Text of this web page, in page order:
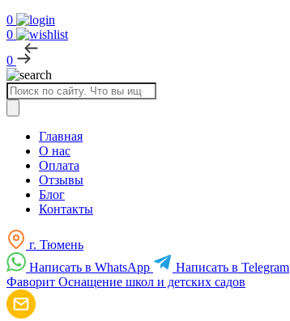
0
0
0
Поиск
товаров
Главная
О нас
Оплата
Отзывы
Блог
Контакты
г. Тюмень
Написать в WhatsApp
Написать в Telegram
Фаворит Оснащение школ и детских садов